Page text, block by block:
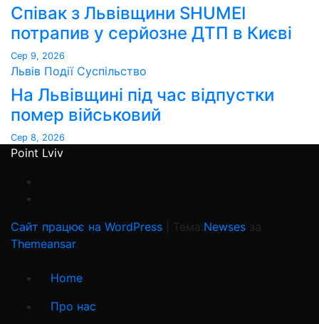
Співак з Львівщини SHUMEI
потрапив у серйозне ДТП в Києві
Сер 9, 2026
Львів Події Суспільство
На Львівщині під час відпустки
помер військовий
Сер 8, 2026
Point Lviv
Сайт працює на WordPress Тема:Newses за
Themeansar.
Home
Про нас